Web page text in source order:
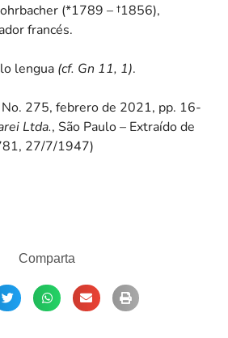
(*1789 – †1856),
francés.
lengua (cf. Gn 11, 1).
No. 275, febrero de 2021, pp. 16-
Ltda., São Paulo – Extraído de
27/7/1947)
Comparta